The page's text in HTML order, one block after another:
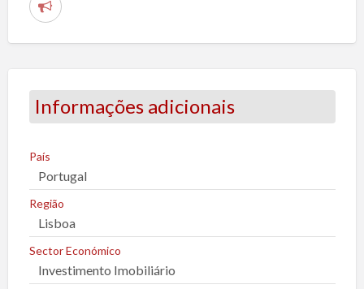
R
t
r
u
m
p
r
o
b
Informações adicionais
País
Portugal
Região
Lisboa
Sector Económico
Investimento Imobiliário